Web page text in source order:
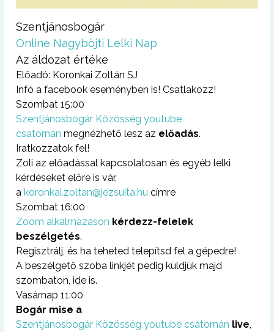
Szentjánosbogár
Online Nagyböjti Lelki Nap
Az áldozat értéke
Előadó: Koronkai Zoltán SJ
Infó a facebook eseményben is! Csatlakozz!
Szombat 15:00
Szentjánosbogár Közösség youtube
csatornán megnézhető lesz az előadás.
Iratkozzatok fel!
Zoli az előadással kapcsolatosan és egyéb lelki
kérdéseket előre is vár,
akoronkai.zoltan@jezsuita.hu címre
Szombat 16:00
Zoom alkalmazáson kérdezz-felelek
beszélgetés.
Regisztrálj, és ha teheted telepítsd fel a gépedre!
A beszélgető szoba linkjét pedig küldjük majd
szombaton, ide is.
Vasárnap 11:00
Bogár mise a
Szentjánosbogár Közösség youtube csatornán live,